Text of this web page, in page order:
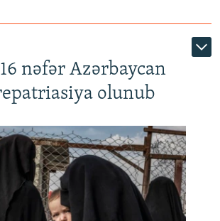
nəfər Azərbaycan
olunub